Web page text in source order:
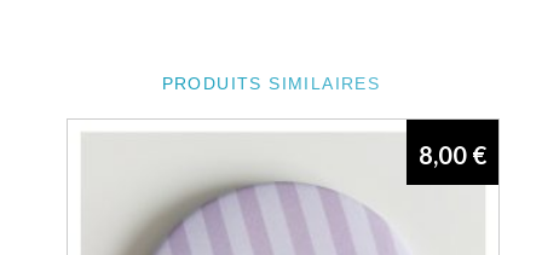
PRODUITS SIMILAIRES
8,00 €